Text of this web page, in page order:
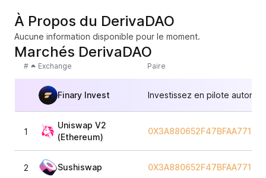
À Propos du DerivaDAO
Aucune information disponible pour le moment.
Marchés DerivaDAO
# Exchange Paire
Finary Invest Investissez en pilote
1
Uniswap V2
(Ethereum)
2 Sushiswap